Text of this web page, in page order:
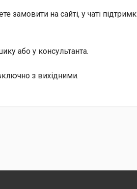
на сайті, у чаті
або у консультанта.
з вихідними.